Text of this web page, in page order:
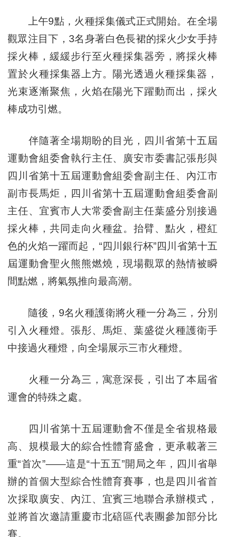
上午9點，火種採集儀式正式開始。在全場
觀眾注目下，3名身著白色長裙的採火少女手持
採火棒，緩緩步行至火種採集器旁，將採火棒
置於火種採集器上方。陽光透過火種採集器，
光束逐漸聚焦，火焰在陽光下躍動而出，採火
棒成功引燃。
伴隨著全場期盼的目光，四川省第十五屆
運動會組委會執行主任、廣安市委書記張彤與
四川省第十五屆運動會組委會副主任、內江市
副市長馬炬，四川省第十五屆運動會組委會副
主任、宜賓市人大常委會副主任葉盛分別接過
採火棒，共同走向火種盆。抬臂、點火，橙紅
色的火焰一躍而起，“四川銀行杯”四川省第十五
屆運動會聖火熊熊燃燒，現場觀眾的熱情被瞬
間點燃，將氣氛推向最高潮。
隨後，9名火種護衛將火種一分為三，分別
引入火種燈。張彤、馬炬、葉盛從火種護衛手
中接過火種燈，向全場展示三市火種燈。
火種一分為三，寓意深長，引出了本屆省
運會的特殊之處。
四川省第十五屆運動會不僅是全省規格最
高、規模最大的綜合性體育盛會，更承載著三
重“首次”——這是“十五五”開局之年，四川省舉
辦的首個大型綜合性體育賽事，也是四川省首
次採取廣安、內江、宜賓三地聯合承辦模式，
並將首次邀請重慶市北碚區代表團參加部分比
賽。